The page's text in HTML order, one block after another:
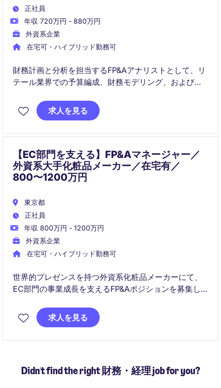
正社員
年収 720万円 - 880万円
外資系企業
在宅可・ハイブリッド勤務可
財務計画と分析を担当するFP&Aアナリストとして、リ
テール業界での予算編成、財務モデリング、および財
と連携して意思決定をサポートする役割を担います。
求人を見る
【EC部門を支える】FP&Aマネージャー／
外資系大手化粧品メーカー／在宅有／
800〜1200万円
東京都
正社員
年収 800万円 - 1200万円
外資系企業
在宅可・ハイブリッド勤務可
世界的プレゼンスを持つ外資系化粧品メーカーにて、
EC部門の事業成長を支えるFP&Aポジションを募集し
し、財務分析と戦略立案に深く関わっていただける魅
力的な役割です。
求人を見る
Didn't find the right 財務・経理 job for you?